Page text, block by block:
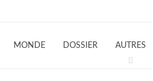
MONDE DOSSIER AUTRES